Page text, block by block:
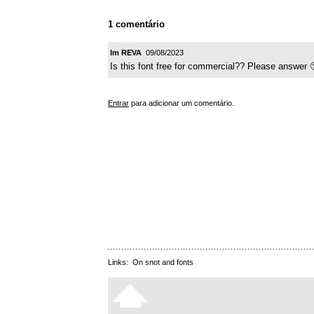
1 comentário
Im REVA 09/08/2023
Is this font free for commercial?? Please answer
Entrar para adicionar um comentário.
Links: On snot and fonts